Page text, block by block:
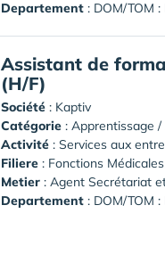
Departement : DOM/TOM
Assistant de
(H/F)
Société : Kaptiv
Catégorie : Apprentissage
Activité : Services aux
Filiere : Fonctions
Metier : Agent Secrétariat
Departement : DOM/TOM